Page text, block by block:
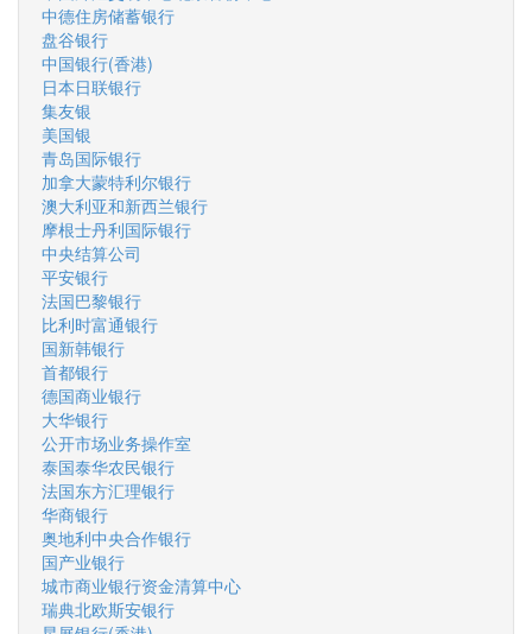
中德住房储蓄银行
盘谷银行
中国银行(香港)
日本日联银行
集友银
美国银
青岛国际银行
加拿大蒙特利尔银行
澳大利亚和新西兰银行
摩根士丹利国际银行
中央结算公司
平安银行
法国巴黎银行
比利时富通银行
国新韩银行
首都银行
德国商业银行
大华银行
公开市场业务操作室
泰国泰华农民银行
法国东方汇理银行
华商银行
奥地利中央合作银行
国产业银行
城市商业银行资金清算中心
瑞典北欧斯安银行